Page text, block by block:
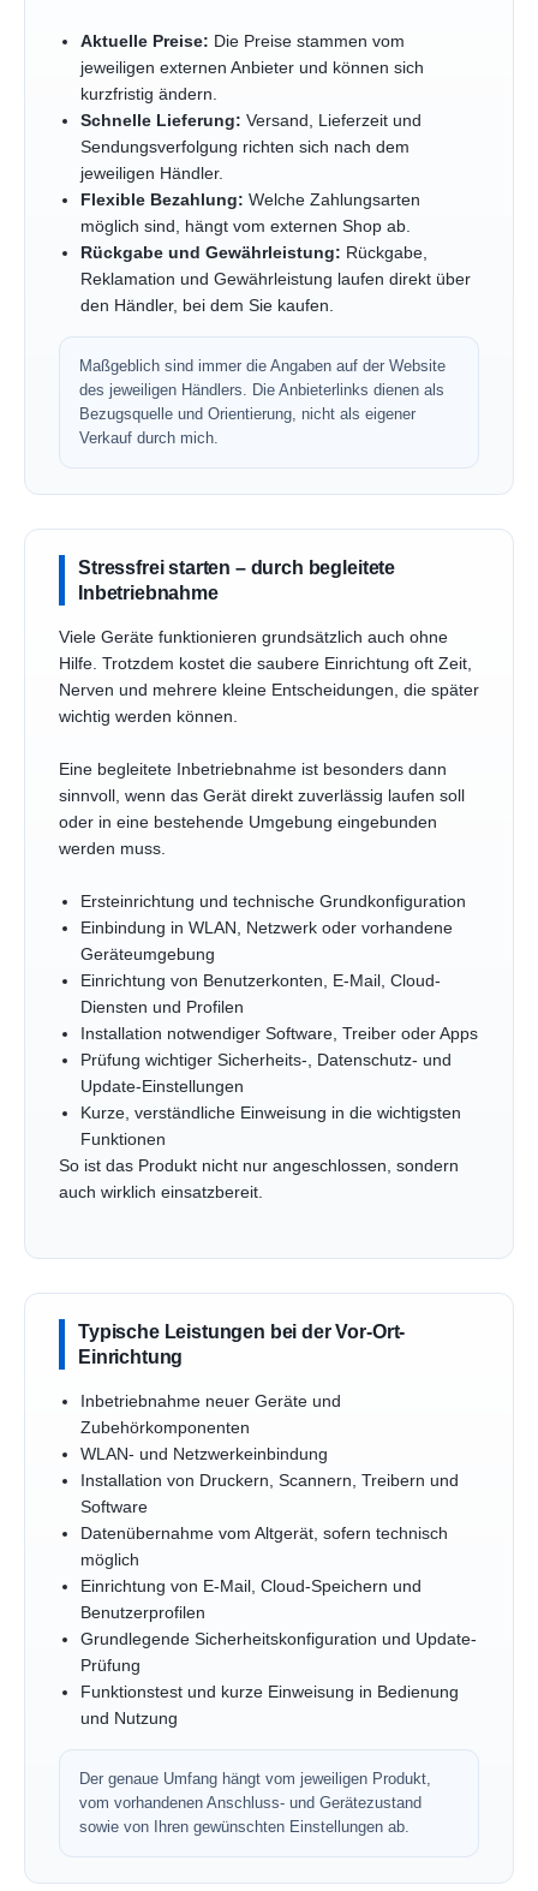
Aktuelle Preise: Die Preise stammen vom
jeweiligen externen Anbieter und können sich
kurzfristig ändern.
Schnelle Lieferung: Versand, Lieferzeit und
Sendungsverfolgung richten sich nach dem
jeweiligen Händler.
Flexible Bezahlung: Welche Zahlungsarten
möglich sind, hängt vom externen Shop ab.
Rückgabe und Gewährleistung: Rückgabe,
Reklamation und Gewährleistung laufen direkt über
den Händler, bei dem Sie kaufen.
Maßgeblich sind immer die Angaben auf der Website
des jeweiligen Händlers. Die Anbieterlinks dienen als
Bezugsquelle und Orientierung, nicht als eigener
Verkauf durch mich.
Stressfrei starten – durch begleitete
Inbetriebnahme
Viele Geräte funktionieren grundsätzlich auch ohne
Hilfe. Trotzdem kostet die saubere Einrichtung oft Zeit,
Nerven und mehrere kleine Entscheidungen, die später
wichtig werden können.
Eine begleitete Inbetriebnahme ist besonders dann
sinnvoll, wenn das Gerät direkt zuverlässig laufen soll
oder in eine bestehende Umgebung eingebunden
werden muss.
Ersteinrichtung und technische Grundkonfiguration
Einbindung in WLAN, Netzwerk oder vorhandene
Geräteumgebung
Einrichtung von Benutzerkonten, E-Mail, Cloud-
Diensten und Profilen
Installation notwendiger Software, Treiber oder Apps
Prüfung wichtiger Sicherheits-, Datenschutz- und
Update-Einstellungen
Kurze, verständliche Einweisung in die wichtigsten
Funktionen
So ist das Produkt nicht nur angeschlossen, sondern
auch wirklich einsatzbereit.
Typische Leistungen bei der Vor-Ort-
Einrichtung
Inbetriebnahme neuer Geräte und
Zubehörkomponenten
WLAN- und Netzwerkeinbindung
Installation von Druckern, Scannern, Treibern und
Software
Datenübernahme vom Altgerät, sofern technisch
möglich
Einrichtung von E-Mail, Cloud-Speichern und
Benutzerprofilen
Grundlegende Sicherheitskonfiguration und Update-
Prüfung
Funktionstest und kurze Einweisung in Bedienung
und Nutzung
Der genaue Umfang hängt vom jeweiligen Produkt,
vom vorhandenen Anschluss- und Gerätezustand
sowie von Ihren gewünschten Einstellungen ab.